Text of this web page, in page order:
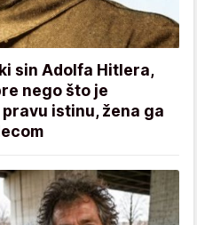
sin Adolfa Hitlera,
nego što je
istinu, žena ga